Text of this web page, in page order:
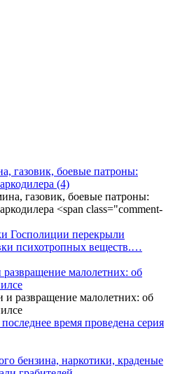
газовик, боевые патроны:
(4)
Госполиции перекрыли
психотропных веществ.…
малолетних: об
время проведена серия
бензина, наркотики, краденые